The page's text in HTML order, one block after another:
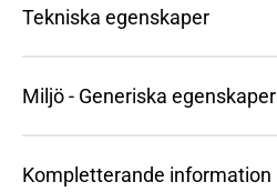
Tekniska egenskaper
Miljö - Generiska egenskaper
Kompletterande information